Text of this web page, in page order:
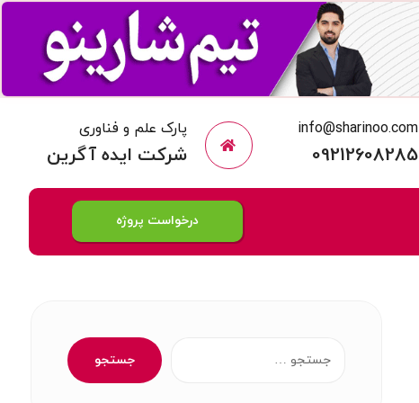
پارک علم و فناوری
شرکت ایده آگرین
info@sharinoo.com
09212608285
درخواست پروژه
جستجو